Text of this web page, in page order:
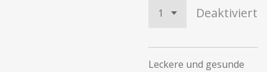
Deaktiviert
Leckere und gesunde